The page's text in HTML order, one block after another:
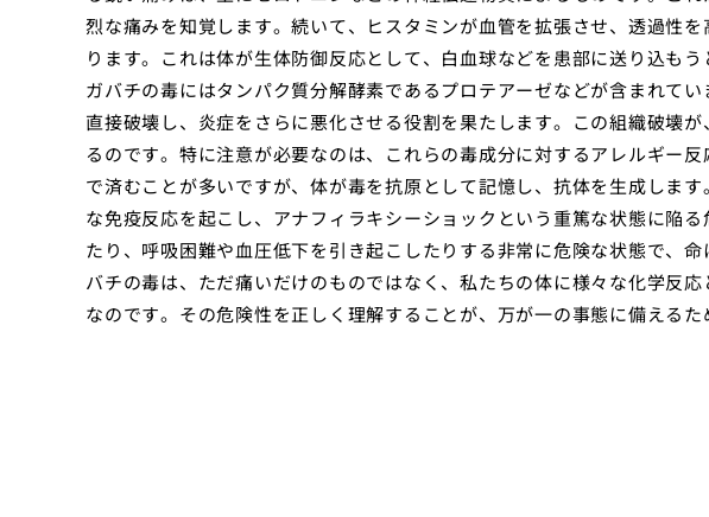
烈な痛みを知覚します。続いて、ヒスタミンが血管を拡張させ、透過性
ります。これは体が生体防御反応として、白血球などを患部に送り込も
ガバチの毒にはタンパク質分解酵素であるプロテアーゼなどが含まれて
直接破壊し、炎症をさらに悪化させる役割を果たします。この組織破壊
るのです。特に注意が必要なのは、これらの毒成分に対するアレルギー
で済むことが多いですが、体が毒を抗原として記憶し、抗体を生成しま
な免疫反応を起こし、アナフィラキシーショックという重篤な状態に陥
たり、呼吸困難や血圧低下を引き起こしたりする非常に危険な状態で、
バチの毒は、ただ痛いだけのものではなく、私たちの体に様々な化学反
なのです。その危険性を正しく理解することが、万が一の事態に備えるた